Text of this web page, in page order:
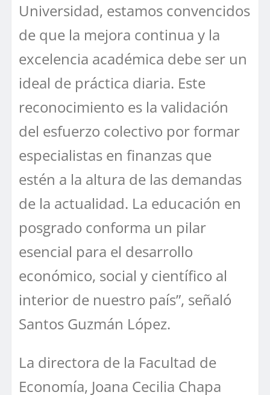
Universidad, estamos convencidos
de que la mejora continua y la
excelencia académica debe ser un
ideal de práctica diaria. Este
reconocimiento es la validación
del esfuerzo colectivo por formar
especialistas en finanzas que
estén a la altura de las demandas
de la actualidad. La educación en
posgrado conforma un pilar
esencial para el desarrollo
económico, social y científico al
interior de nuestro país”, señaló
Santos Guzmán López.
La directora de la Facultad de
Economía, Joana Cecilia Chapa